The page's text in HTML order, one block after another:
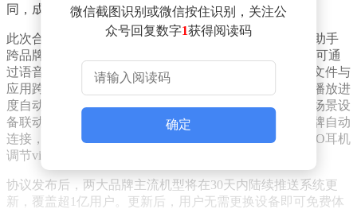
同，成为市场核心竞争力。
此次合作历时一年研发，实现三大技术突破：其一，AI助手
跨品牌调用，OPPO小布与vivo Jovi实现数据共享，用户可通
过语音指令跨设备控制音乐播放、拍照等功能；其二，文件与
应用跨端流转，手机与平板间支持一键拖拽传输，视频播放进
度自动同步，无需手动扫码或安装专用软件；其三，全场景设
备联动，耳机、手表等可穿戴设备与智能家居实现跨品牌自动
连接，例如用vivo手表控制OPPO手机拍照，或通过OPPO耳机
调节vivo平板音量。
协议发布后，两大品牌主流机型将在30天内陆续推送系统更
新，覆盖超1亿用户。更新后，用户无需更换设备即可免费体
微信截图识别或微信按住识别，关注公
众号回复数字1获得阅读码
确定